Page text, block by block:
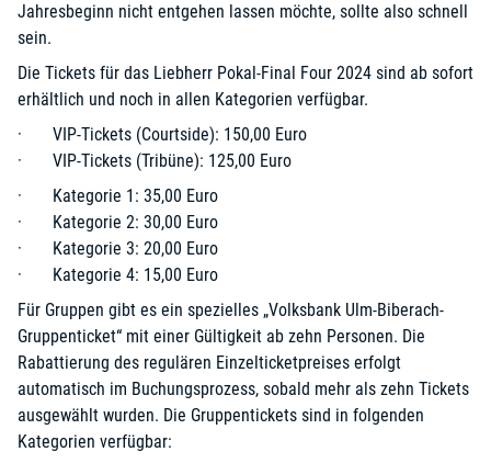
Jahresbeginn nicht entgehen lassen möchte, sollte also schnell
sein.
Die Tickets für das Liebherr Pokal-Final Four 2024 sind ab sofort
erhältlich und noch in allen Kategorien verfügbar.
· VIP-Tickets (Courtside): 150,00 Euro
· VIP-Tickets (Tribüne): 125,00 Euro
· Kategorie 1: 35,00 Euro
· Kategorie 2: 30,00 Euro
· Kategorie 3: 20,00 Euro
· Kategorie 4: 15,00 Euro
Für Gruppen gibt es ein spezielles „Volksbank Ulm-Biberach-
Gruppenticket“ mit einer Gültigkeit ab zehn Personen. Die
Rabattierung des regulären Einzelticketpreises erfolgt
automatisch im Buchungsprozess, sobald mehr als zehn Tickets
ausgewählt wurden. Die Gruppentickets sind in folgenden
Kategorien verfügbar: